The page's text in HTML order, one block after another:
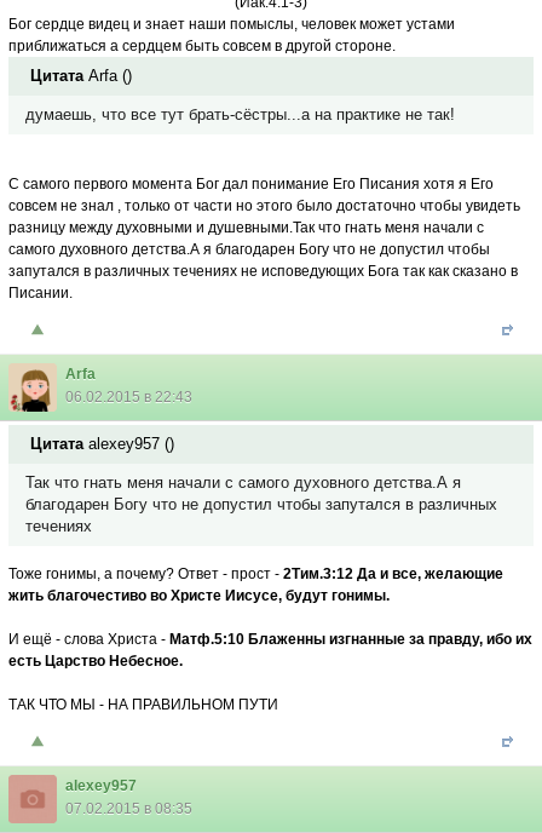
Бог сердце видец и знает наши помыслы, человек может устами
приближаться а сердцем быть совсем в другой стороне.
Цитата Arfa()
думаешь, что все тут брать-сёстры...а на практике не так!
С самого первого момента Бог дал понимание Его Писания хотя я Его
совсем не знал , только от части но этого было достаточно чтобы увидеть
разницу между духовными и душевными.Так что гнать меня начали с
самого духовного детства.А я благодарен Богу что не допустил чтобы
запутался в различных течениях не исповедующих Бога так как сказано в
Писании.
Arfa
06.02.2015 в 22:43
Цитата alexey957 ()
Так что гнать меня начали с самого духовного детства.А я
благодарен Богу что не допустил чтобы запутался в различных
течениях
Тоже гонимы, а почему? Ответ - прост - 2Тим.3:12 Да и все, желающие
жить благочестиво во Христе Иисусе, будут гонимы.
И ещё - слова Христа - Матф.5:10 Блаженны изгнанные за правду, ибо их
есть Царство Небесное.
ТАК ЧТО МЫ - НА ПРАВИЛЬНОМ ПУТИ
alexey957
07.02.2015 в 08:35